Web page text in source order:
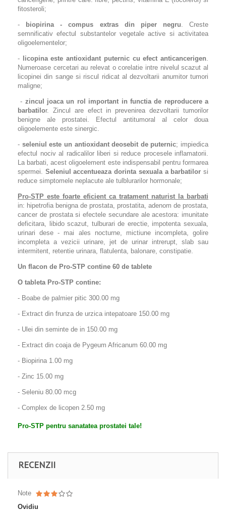
fitosteroli;
- biopirina - compus extras din piper negru. Creste
semnificativ efectul substantelor vegetale active si activitatea
oligoelementelor;
- licopina este antioxidant puternic cu efect anticancerigen.
Numeroase cercetari au relevat o corelatie intre nivelul scazut al
licopinei din sange si riscul ridicat al dezvoltarii anumitor tumori
maligne;
- zincul joaca un rol important in functia de reproducere a
barbatilor. Zincul are efect in prevenirea dezvoltarii tumorilor
benigne ale prostatei. Efectul antitumoral al celor doua
oligoelemente este sinergic.
- seleniul este un antioxidant deosebit de puternic; impiedica
efectul nociv al radicalilor liberi si reduce procesele inflamatorii.
La barbati, acest oligoelement este indispensabil pentru formarea
spermei. Seleniul accentueaza dorinta sexuala a barbatilor si
reduce simptomele neplacute ale tulblurarilor hormonale;
Pro-STP este foarte eficient ca tratament naturist la barbati
in: hipetrofia benigna de prostata, prostatita, adenom de prostata,
cancer de prostata si efectele secundare ale acestora: imunitate
deficitara, libido scazut, tulburari de erectie, impotenta sexuala,
urinari dese - mai ales nocturne, mictiune incompleta, golire
incompleta a vezicii urinare, jet de urinar intrerupt, slab sau
intermitent, retentie urinara, flatulenta, balonare, constipatie.
Un flacon de Pro-STP contine 60 de tablete
O tableta Pro-STP contine:
- Boabe de palmier pitic 300.00 mg
- Extract din frunza de urzica intepatoare 150.00 mg
- Ulei din seminte de in 150.00 mg
- Extract din coaja de Pygeum Africanum 60.00 mg
- Biopirina 1.00 mg
- Zinc 15.00 mg
- Seleniu 80.00 mcg
- Complex de licopen 2.50 mg
Pro-STP pentru sanatatea prostatei tale!
RECENZII
Note
Ovidiu